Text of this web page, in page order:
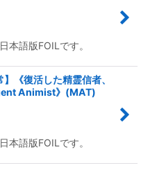
本語版FOILです。
《復活した精霊信者、
Animist》(MAT)
本語版FOILです。